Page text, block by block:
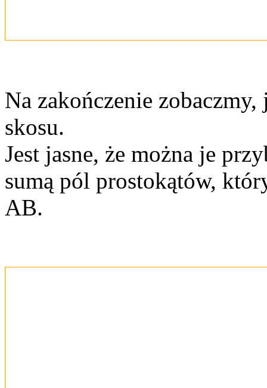
Na zakończenie
skosu.
Jest jasne, że można je
sumą pól prostokątów,
AB.